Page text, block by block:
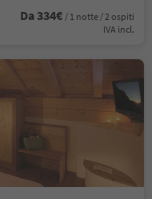
Da 334€ / 1 notte / 2 ospiti
IVA incl.